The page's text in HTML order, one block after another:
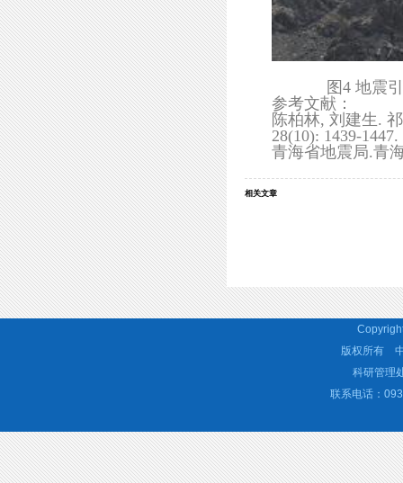
图4 地震
参考文献：
陈柏林, 刘建生.
28(10): 1439-1447.
青海省地震局.青
相关文章
版权所有
科研管理
联系电话：